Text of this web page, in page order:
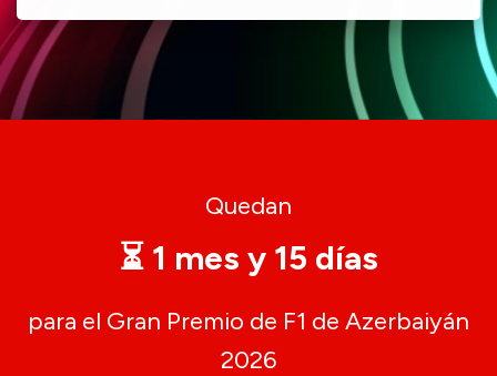
Quedan
⏳ 1 mes y 15 días
para el Gran Premio de F1 de Azerbaiyán
2026